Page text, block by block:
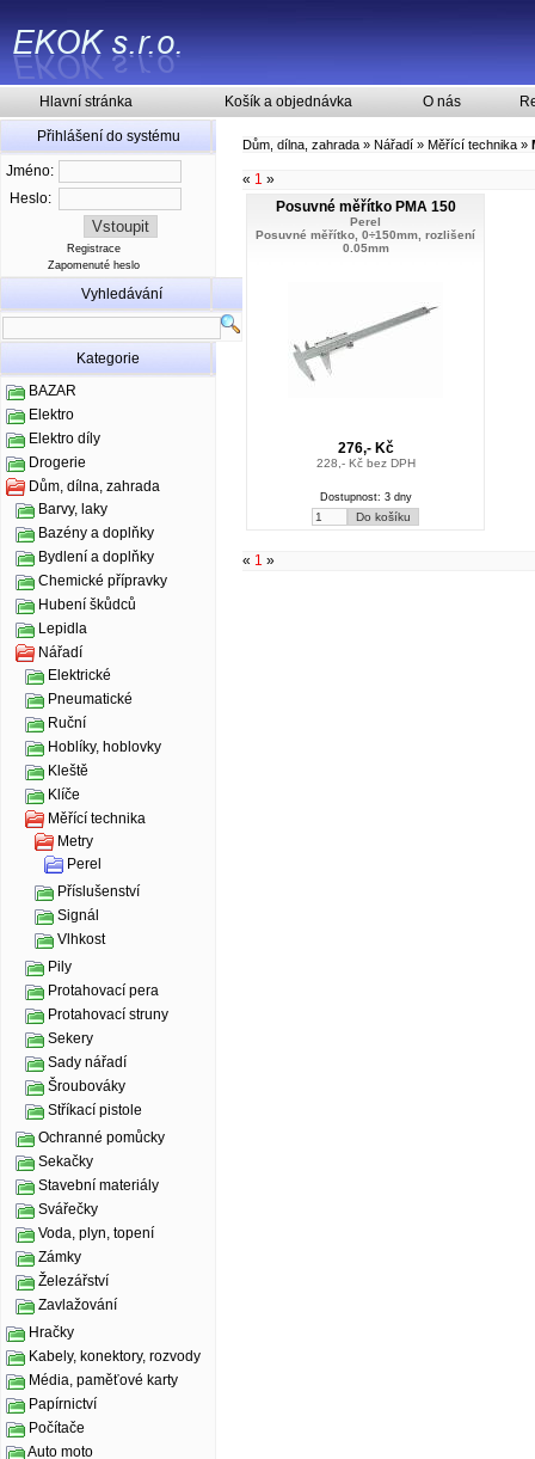
Hlavní stránka Košík a objednávka O nás
Přihlášení do systému
Jméno:
Heslo:
Registrace
Zapomenuté heslo
Vyhledávání
Kategorie
BAZAR
Elektro
Elektro díly
Drogerie
Dům, dílna, zahrada
Barvy, laky
Bazény a doplňky
Bydlení a doplňky
Chemické přípravky
Hubení škůdců
Lepidla
Nářadí
Elektrické
Pneumatické
Ruční
Hoblíky, hoblovky
Kleště
Klíče
Měřící technika
Metry
Perel
Příslušenství
Signál
Vlhkost
Pily
Protahovací pera
Protahovací struny
Sekery
Sady nářadí
Šroubováky
Stříkací pistole
Ochranné pomůcky
Sekačky
Stavební materiály
Svářečky
Voda, plyn, topení
Zámky
Železářství
Zavlažování
Hračky
Kabely, konektory, rozvody
Média, paměťové karty
Papírnictví
Počítače
Auto moto
Dům, dílna, zahrada » Nářadí » Měřící technika »
« 1 »
Posuvné měřítko PMA 150
Perel
Posuvné měřítko, 0÷150mm, rozlišení
0.05mm
276,- Kč
228,- Kč bez DPH
Dostupnost: 3 dny
« 1 »